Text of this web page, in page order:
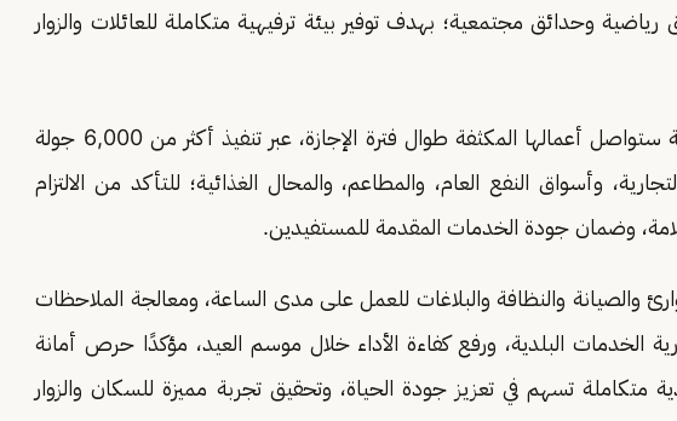
ومرافق رياضية وحدائق مجتمعية؛ بهدف توفير بيئة ترفيهية متكاملة للعائلات والزوار
وأكد أن الفرق الرقابية والميدانية ستواصل أعمالها المكثفة طوال فترة الإجازة، عبر تنفيذ أكثر من 6,000 جولة
وأسواق النفع العام، والمطاعم، والمحال الغذائية؛ للتأكد من الالتزام
وضمان جودة الخدمات المقدمة للمستفيدين.
والصيانة والنظافة والبلاغات للعمل على مدى الساعة، ومعالجة الملاحظات
الخدمات البلدية، ورفع كفاءة الأداء خلال موسم العيد، مؤكدًا حرص أمانة
متكاملة تسهم في تعزيز جودة الحياة، وتحقيق تجربة مميزة للسكان والزوار